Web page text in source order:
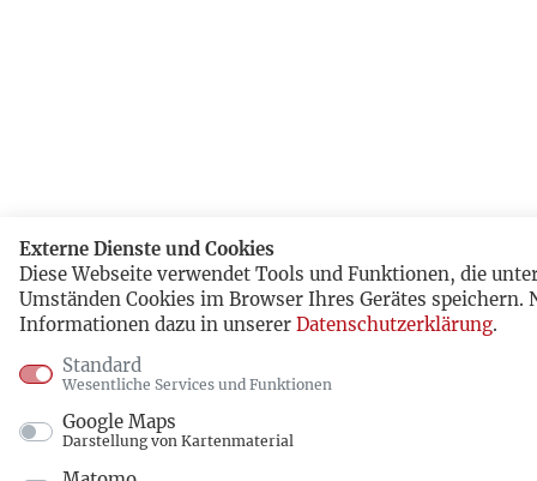
Externe Dienste und Cookies
Diese Webseite verwendet Tools und Funktionen, die
Umständen Cookies im Browser Ihres Gerätes speichern.
Informationen dazu in unserer Datenschutzerklärung.
Standard
Wesentliche Services und Funktionen
Google Maps
Darstellung von Kartenmaterial